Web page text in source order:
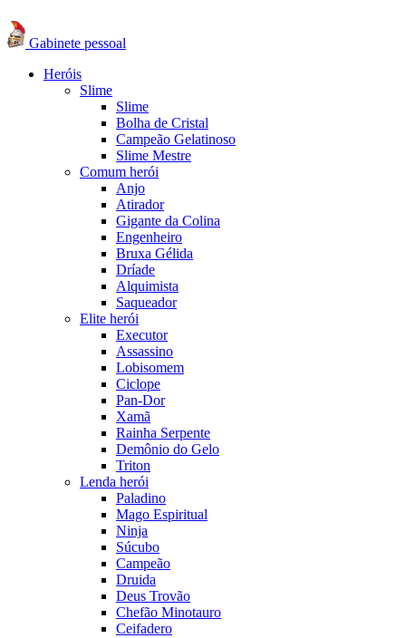
Gabinete pessoal
Heróis
Slime
Slime
Bolha de Cristal
Campeão Gelatinoso
Slime Mestre
Comum herói
Anjo
Atirador
Gigante da Colina
Engenheiro
Bruxa Gélida
Dríade
Alquimista
Saqueador
Elite herói
Executor
Assassino
Lobisomem
Ciclope
Pan-Dor
Xamã
Rainha Serpente
Demônio do Gelo
Triton
Lenda herói
Paladino
Mago Espiritual
Ninja
Súcubo
Campeão
Druida
Deus Trovão
Chefão Minotauro
Ceifadero